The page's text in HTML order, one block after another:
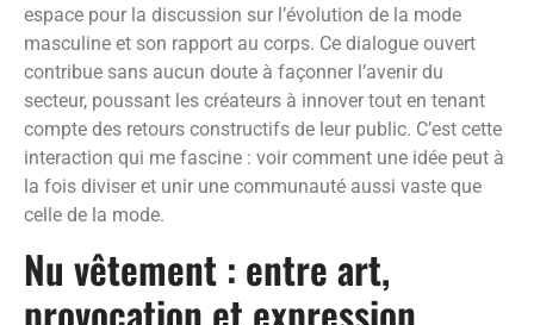
espace pour la discussion sur l’évolution de la mode
masculine et son rapport au corps. Ce dialogue ouvert
contribue sans aucun doute à façonner l’avenir du
secteur, poussant les créateurs à innover tout en tenant
compte des retours constructifs de leur public. C’est cette
interaction qui me fascine : voir comment une idée peut à
la fois diviser et unir une communauté aussi vaste que
celle de la mode.
Nu vêtement : entre art,